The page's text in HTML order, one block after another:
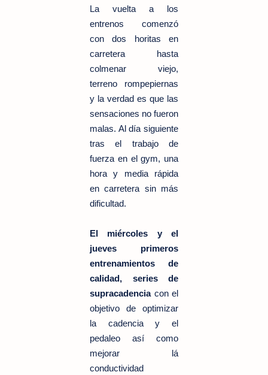
La vuelta a los
entrenos comenzó
con dos horitas en
carretera hasta
colmenar viejo,
terreno rompepiernas
y la verdad es que las
sensaciones no fueron
malas. Al día siguiente
tras el trabajo de
fuerza en el gym, una
hora y media rápida
en carretera sin más
dificultad.
El miércoles y el
jueves primeros
entrenamientos de
calidad, series de
supracadenciacon el
objetivo de optimizar
la cadencia y el
pedaleo así como
mejorar lá
conductividad